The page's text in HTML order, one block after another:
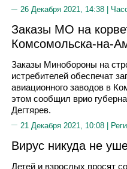
26 Декабря 2021, 14:38 |
Заказы МО на
Комсомольска-на-
Заказы Минобороны на
истребителей обеспечат
авиационного заводов в
этом сообщил врио
Дегтярев.
21 Декабря 2021, 10:08 |
Вирус никуда не
Детей и взрослых просят